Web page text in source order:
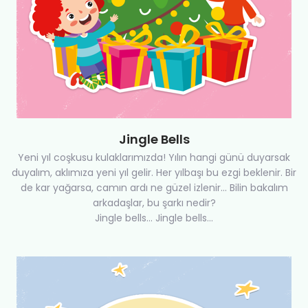
Jingle Bells
Yeni yıl coşkusu kulaklarımızda! Yılın hangi günü duyarsak
duyalım, aklımıza yeni yıl gelir. Her yılbaşı bu ezgi beklenir. Bir
de kar yağarsa, camın ardı ne güzel izlenir... Bilin bakalım
arkadaşlar, bu şarkı nedir?
Jingle bells... Jingle bells...